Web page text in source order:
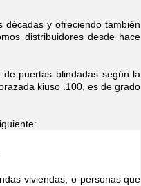
y ofreciendo también
distribuidores desde hace
blindadas según la
kiuso .100, es de grado
viviendas, o personas que